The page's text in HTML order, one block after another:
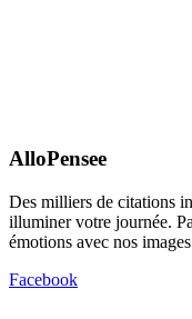
AlloPensee
Des milliers de citations
illuminer votre journée.
émotions avec nos
Facebook